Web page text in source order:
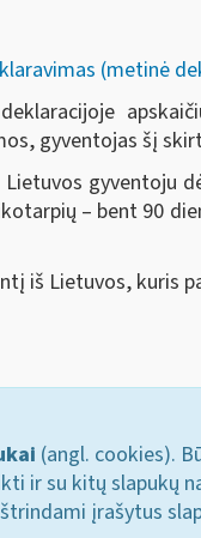
(metinė
gyventojas šį
gyventoju
– bent 90
iš Lietuvos, kuris
(angl. cookies).
ir su kitų slapukų
įrašytus